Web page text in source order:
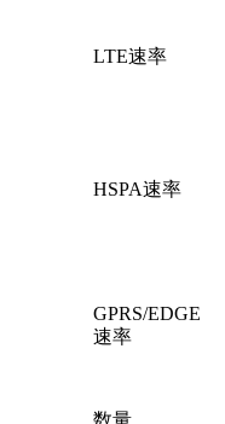
LTE速率
HSPA速率
GPRS/EDGE
速率
数量